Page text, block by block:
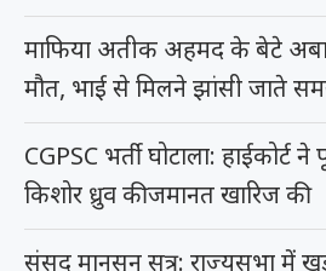
माफिया अतीक अहमद के बेटे
मौत, भाई से मिलने झांसी जाते
CGPSC भर्ती घोटाला: हाईकोर्ट
किशोर ध्रुव की जमानत खारिज की
संसद मानसून सत्र: राज्यसभा में